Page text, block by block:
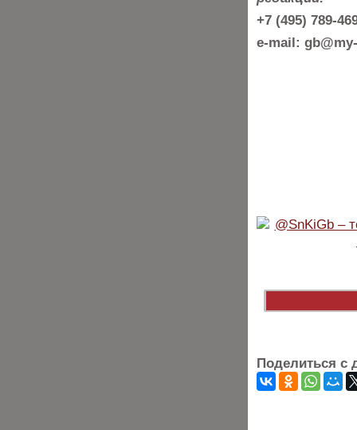
+7 (495) 789-
e-mail:
Поделиться с